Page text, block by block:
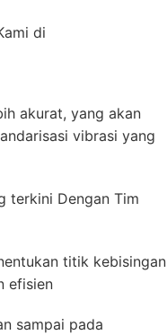
di
akurat, yang akan
vibrasi yang
terkini Dengan Tim
titik kebisingan
efisien
sampai pada